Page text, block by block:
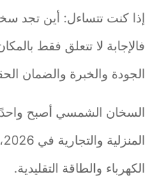
إذا كنت تتساءل: أين تجد
فالإجابة لا تتعلق فقط
الجودة والخبرة والضمان
السخان الشمسي أصبح واحدًا
الكهرباء والطاقة التقليدية.